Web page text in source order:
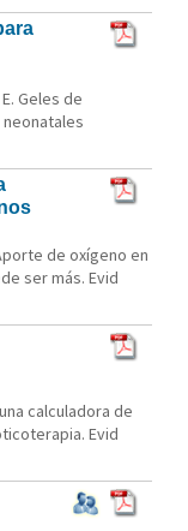
Geles de
de oxígeno en
ser más. Evid
calculadora de
Evid